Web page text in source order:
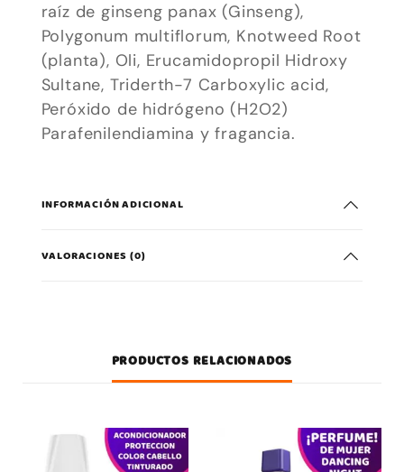
raíz de ginseng panax (Ginseng),
Polygonum multiflorum, Knotweed Root
(planta), Oli, Erucamidopropil Hidroxy
Sultane, Triderth-7 Carboxylic acid,
Peróxido de hidrógeno (H2O2)
Parafenilendiamina y fragancia.
INFORMACIÓN ADICIONAL
VALORACIONES (0)
PRODUCTOS RELACIONADOS